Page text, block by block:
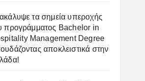
τα σημεία υπεροχής
προγράμματος Bachelor in
Management Degree
αποκλειστικά στην